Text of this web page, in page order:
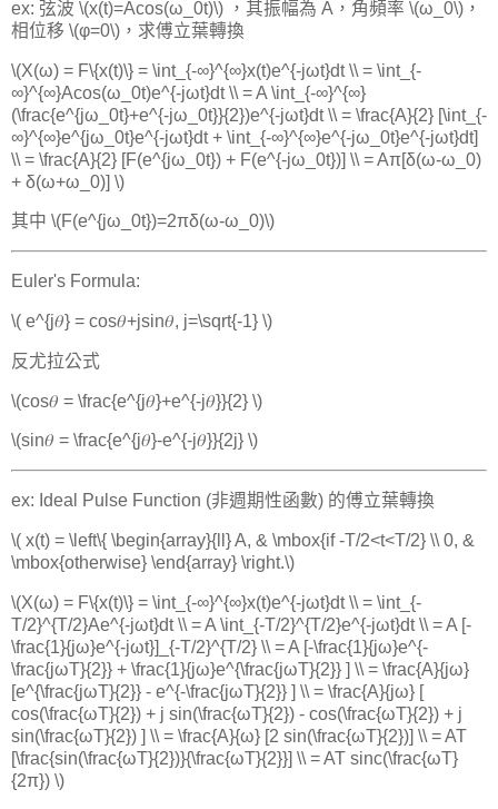
ex: 弦波 \(x(t)=Acos(ω_0t)\) ，其振幅為 A，角頻率 \(ω_0\)，
相位移 \(φ=0\)，求傅立葉轉換
\(X(ω) = F\{x(t)\} = \int_{-∞}^{∞}x(t)e^{-jωt}dt \\ = \int_{-
∞}^{∞}Acos(ω_0t)e^{-jωt}dt \\ = A \int_{-∞}^{∞}
(\frac{e^{jω_0t}+e^{-jω_0t}}{2})e^{-jωt}dt \\ = \frac{A}{2} [\int_{-
∞}^{∞}e^{jω_0t}e^{-jωt}dt + \int_{-∞}^{∞}e^{-jω_0t}e^{-jωt}dt]
\\ = \frac{A}{2} [F(e^{jω_0t}) + F(e^{-jω_0t})] \\ = Aπ[δ(ω-ω_0)
+ δ(ω+ω_0)] \)
其中 \(F(e^{jω_0t})=2πδ(ω-ω_0)\)
Euler's Formula:
\( e^{j𝜃} = cos𝜃+jsin𝜃, j=\sqrt{-1} \)
反尤拉公式
\(cos𝜃 = \frac{e^{j𝜃}+e^{-j𝜃}}{2} \)
\(sin𝜃 = \frac{e^{j𝜃}-e^{-j𝜃}}{2j} \)
ex: Ideal Pulse Function (非週期性函數) 的傅立葉轉換
\( x(t) = \left\{ \begin{array}{ll} A, & \mbox{if -T/2<t<T/2} \\ 0, &
\mbox{otherwise} \end{array} \right.\)
\(X(ω) = F\{x(t)\} = \int_{-∞}^{∞}x(t)e^{-jωt}dt \\ = \int_{-
T/2}^{T/2}Ae^{-jωt}dt \\ = A \int_{-T/2}^{T/2}e^{-jωt}dt \\ = A [-
\frac{1}{jω}e^{-jωt}]_{-T/2}^{T/2} \\ = A [-\frac{1}{jω}e^{-
\frac{jωT}{2}} + \frac{1}{jω}e^{\frac{jωT}{2}} ] \\ = \frac{A}{jω}
[e^{\frac{jωT}{2}} - e^{-\frac{jωT}{2}} ] \\ = \frac{A}{jω} [
cos(\frac{ωT}{2}) + j sin(\frac{ωT}{2}) - cos(\frac{ωT}{2}) + j
sin(\frac{ωT}{2}) ] \\ = \frac{A}{ω} [2 sin(\frac{ωT}{2})] \\ = AT
[\frac{sin(\frac{ωT}{2})}{\frac{ωT}{2}}] \\ = AT sinc(\frac{ωT}
{2π}) \)